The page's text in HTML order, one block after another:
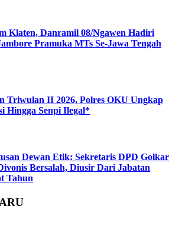
Klaten, Danramil 08/Ngawen Hadiri
Pramuka MTs Se-Jawa Tengah
Triwulan II 2026, Polres OKU Ungkap
Hingga Senpi Ilegal*
Dewan Etik: Sekretaris DPD Golkar
Bersalah, Diusir Dari Jabatan
Tahun